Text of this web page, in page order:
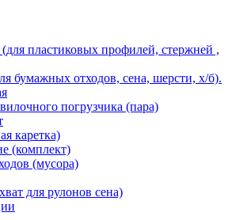
пластиковых профилей, стержней ,
бумажных отходов, сена, шерсти, х/б).
погрузчика (пара)
каретка)
(комплект)
(мусора)
для рулонов сена)